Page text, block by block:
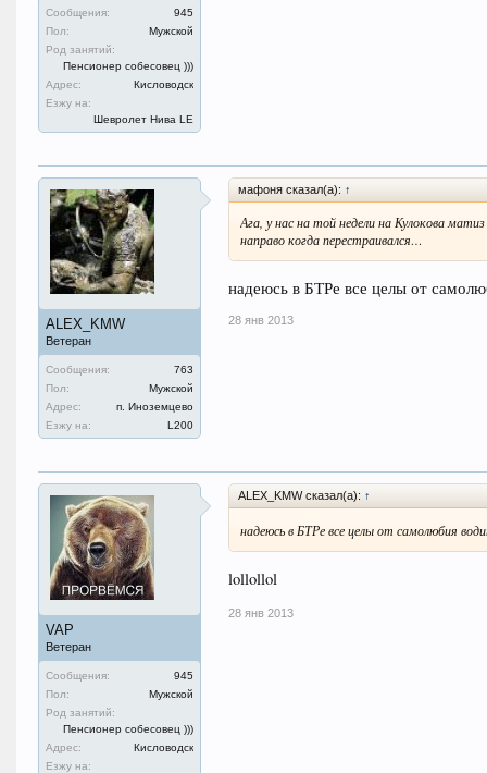
Сообщения:
945
Пол:
Мужской
Род занятий:
Пенсионер собесовец )))
Адрес:
Кисловодск
Езжу на:
Шевролет Нива LE
ALEX_KMW
Ветеран
Сообщения:
763
Пол:
Мужской
Адрес:
п. Иноземцево
Езжу на:
L200
мафоня сказал(а): ↑
Ага, у нас на той недели на Кулокова
направо когда перестраивался…
надеюсь в БТРе все целы от
28 янв 2013
VAP
Ветеран
Сообщения:
945
Пол:
Мужской
Род занятий:
Пенсионер собесовец )))
Адрес:
Кисловодск
Езжу на:
ALEX_KMW сказал(а): ↑
надеюсь в БТРе все целы от самолюбия
lollollol
28 янв 2013